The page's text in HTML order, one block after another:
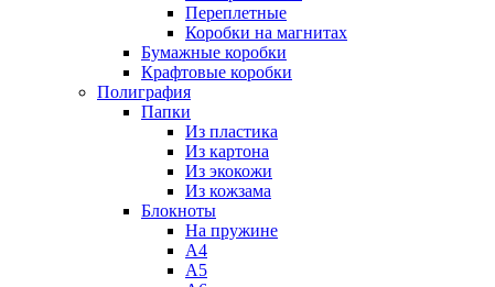
Переплетные
Коробки на магнитах
Бумажные коробки
Крафтовые коробки
Полиграфия
Папки
Из пластика
Из картона
Из экокожи
Из кожзама
Блокноты
На пружине
А4
А5